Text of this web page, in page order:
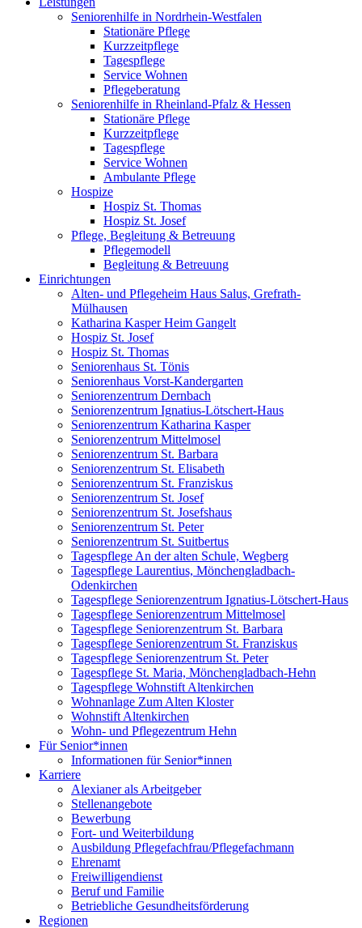
Seniorenhilfe in Nordrhein-Westfalen
Stationäre Pflege
Kurzzeitpflege
Tagespflege
Service Wohnen
Pflegeberatung
Seniorenhilfe in Rheinland-Pfalz & Hessen
Stationäre Pflege
Kurzzeitpflege
Tagespflege
Service Wohnen
Ambulante Pflege
Hospize
Hospiz St. Thomas
Hospiz St. Josef
Pflege, Begleitung & Betreuung
Pflegemodell
Begleitung & Betreuung
Einrichtungen
Alten- und Pflegeheim Haus Salus, Grefrath-
Mülhausen
Katharina Kasper Heim Gangelt
Hospiz St. Josef
Hospiz St. Thomas
Seniorenhaus St. Tönis
Seniorenhaus Vorst-Kandergarten
Seniorenzentrum Dernbach
Seniorenzentrum Ignatius-Lötschert-Haus
Seniorenzentrum Katharina Kasper
Seniorenzentrum Mittelmosel
Seniorenzentrum St. Barbara
Seniorenzentrum St. Elisabeth
Seniorenzentrum St. Franziskus
Seniorenzentrum St. Josef
Seniorenzentrum St. Josefshaus
Seniorenzentrum St. Peter
Seniorenzentrum St. Suitbertus
Tagespflege An der alten Schule, Wegberg
Tagespflege Laurentius, Mönchengladbach-
Odenkirchen
Tagespflege Seniorenzentrum Ignatius-Lötschert-Haus
Tagespflege Seniorenzentrum Mittelmosel
Tagespflege Seniorenzentrum St. Barbara
Tagespflege Seniorenzentrum St. Franziskus
Tagespflege Seniorenzentrum St. Peter
Tagespflege St. Maria, Mönchengladbach-Hehn
Tagespflege Wohnstift Altenkirchen
Wohnanlage Zum Alten Kloster
Wohnstift Altenkirchen
Wohn- und Pflegezentrum Hehn
Für Senior*innen
Informationen für Senior*innen
Karriere
Alexianer als Arbeitgeber
Stellenangebote
Bewerbung
Fort- und Weiterbildung
Ausbildung Pflegefachfrau/Pflegefachmann
Ehrenamt
Freiwilligendienst
Beruf und Familie
Betriebliche Gesundheitsförderung
Regionen